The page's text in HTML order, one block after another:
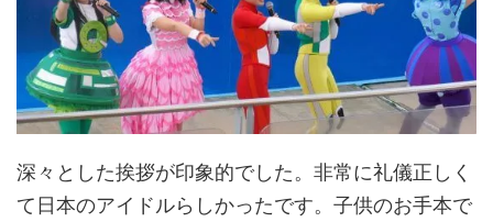
深々とした挨拶が印象的でした。非常に礼儀正しく
て日本のアイドルらしかったです。子供のお手本で